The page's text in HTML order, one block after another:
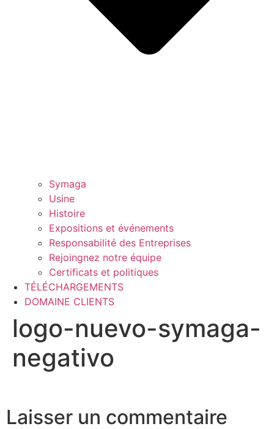
Symaga
Usine
Histoire
Expositions et événements
Responsabilité des Entreprises
Rejoingnez notre équipe
Certificats et politiques
TÉLÉCHARGEMENTS
DOMAINE CLIENTS
logo-nuevo-symaga-
negativo
Laisser un commentaire